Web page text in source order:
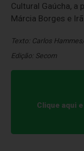
Cultural Gaúcha, a
Márcia Borges e Irã
Texto: Carlos
Edição: Secom
Clique aqui